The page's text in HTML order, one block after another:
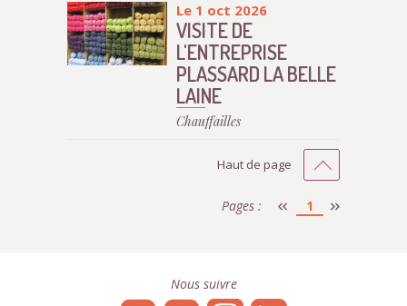
Le 1 oct 2026
VISITE DE
L'ENTREPRISE
PLASSARD LA BELLE
LAINE
Chauffailles
Haut de page
Pages : 1
Nous suivre